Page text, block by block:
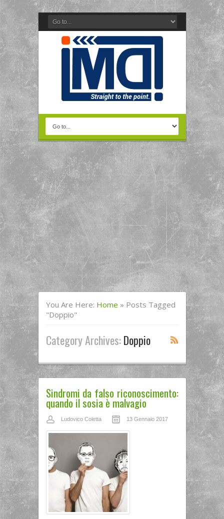
You Are Here: Home » Posts Tagged
"doppio"
Category Archives:Doppio
Sindromi da falso riconoscimento:
quando il sosia è malvagio
Ludovico Coletta 13 Gennaio 2017